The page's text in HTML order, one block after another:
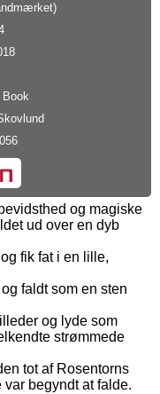
Book
og magiske
ud over en dyb
fik fat i en lille,
faldt som en sten
og lyde som
strømmede
tot af Rosentorns
var begyndt at falde.